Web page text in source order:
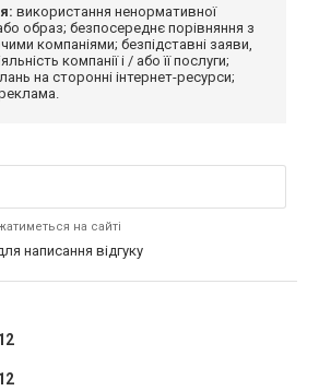
використання ненормативної
образ; безпосереднє порівняння з
компаніями; безпідставні заяви,
компанії і / або її послуги;
на сторонні інтернет-ресурси;
на сайті
написання відгуку